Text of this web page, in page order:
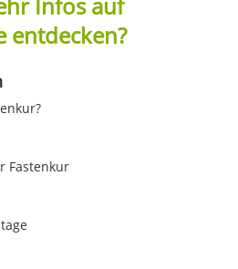
entdecken?
Fastenkur